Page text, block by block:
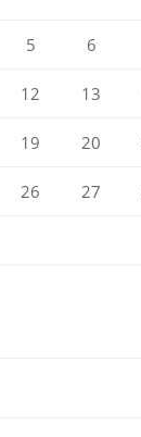
5 6
12 13
19 20
26 27